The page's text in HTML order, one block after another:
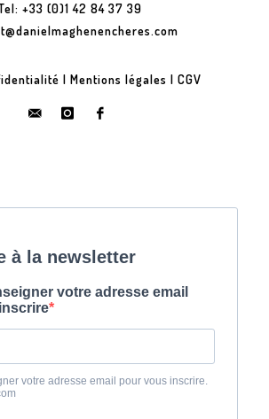
+33 (0)1 42 84 37 39
| Mentions légales | CGV